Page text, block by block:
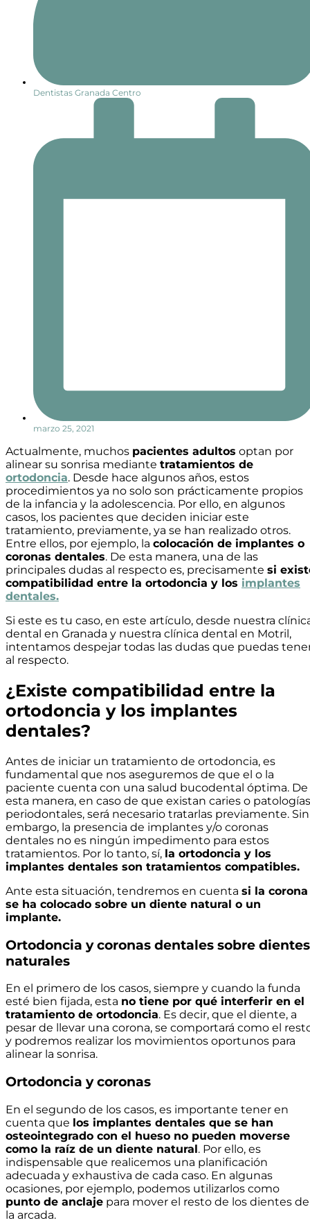
Dentistas Granada Centro
marzo 25, 2021
Actualmente, muchos pacientes adultos optan por
alinear su sonrisa mediante tratamientos de
ortodoncia. Desde hace algunos años, estos
procedimientos ya no solo son prácticamente propios
de la infancia y la adolescencia. Por ello, en algunos
casos, los pacientes que deciden iniciar este
tratamiento, previamente, ya se han realizado otros.
Entre ellos, por ejemplo, la colocación de implantes o
coronas dentales. De esta manera, una de las
principales dudas al respecto es, precisamente si
compatibilidad entre la ortodoncia y los implantes
dentales.
Si este es tu caso, en este artículo, desde nuestra
dental en Granada y nuestra clínica dental en Motril,
intentamos despejar todas las dudas que puedas
al respecto.
¿Existe compatibilidad entre la
ortodoncia y los implantes
dentales?
Antes de iniciar un tratamiento de ortodoncia, es
fundamental que nos aseguremos de que el o la
paciente cuenta con una salud bucodental óptima. De
esta manera, en caso de que existan caries o patologías
periodontales, será necesario tratarlas previamente. Sin
embargo, la presencia de implantes y/o coronas
dentales no es ningún impedimento para estos
tratamientos. Por lo tanto, sí, la ortodoncia y los
implantes dentales son tratamientos compatibles.
Ante esta situación, tendremos en cuenta si la corona
se ha colocado sobre un diente natural o un
implante.
Ortodoncia y coronas dentales sobre dientes
naturales
En el primero de los casos, siempre y cuando la funda
esté bien fijada, esta no tiene por qué interferir en el
tratamiento de ortodoncia. Es decir, que el diente, a
pesar de llevar una corona, se comportará como el
y podremos realizar los movimientos oportunos para
alinear la sonrisa.
Ortodoncia y coronas
En el segundo de los casos, es importante tener en
cuenta que los implantes dentales que se han
osteointegrado con el hueso no pueden moverse
como la raíz de un diente natural. Por ello, es
indispensable que realicemos una planificación
adecuada y exhaustiva de cada caso. En algunas
ocasiones, por ejemplo, podemos utilizarlos como
punto de anclaje para mover el resto de los dientes de
la arcada.